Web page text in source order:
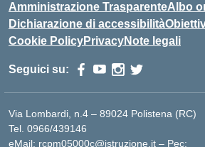
Amministrazione TrasparenteAlbo
Dichiarazione di accessibilità
Cookie PolicyPrivacyNote legali
Seguici su:
Via Lombardi, n.4 – 89024 Polistena (RC)
Tel. 0966/439146
eMail: rcpm05000c@istruzione.it – Pec: